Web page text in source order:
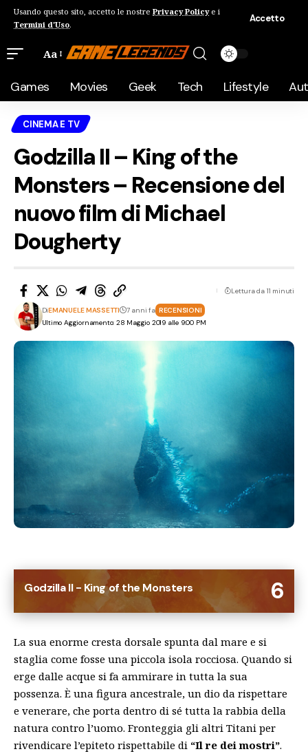
Usando questo sito, accetto le nostre Privacy Policye i
Termini d'Uso.
Accetto
Aa
Games Movies Geek Tech Lifestyle
CINEMA E TV
Godzilla II – King of the
Monsters – Recensione del
nuovo film di Michael
Dougherty
Ultimo Aggiornamento: 28 Maggio 2019 alle 9:00 PM
DiEMANUELE MASSETTI 7 anni fa RECENSIONI
Lettura da 11 minuti
6
Godzilla II - King of the Monsters
La sua enorme cresta dorsale spunta dal mare e si
staglia come fosse una piccola isola rocciosa. Quando si
erge dalle acque si fa ammirare in tutta la sua
possenza. È una figura ancestrale, un dio da rispettare
e venerare, che porta dentro di sé tutta la rabbia della
natura contro l’uomo. Fronteggia gli altri Titani per
rivendicare l’epiteto rispettabile di “Il re dei mostri”.